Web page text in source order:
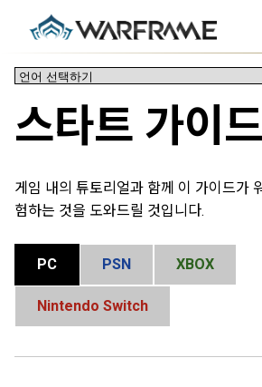
스타트 가이드
게임 내의 튜토리얼과 함께 이 가이드가
험하는 것을 도와드릴 것입니다.
PC PSN XBOX
Nintendo Switch